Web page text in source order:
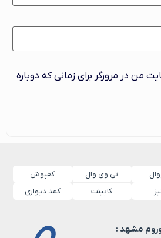
من در مرورگر برای زمانی که دوباره
تی وی وال
کفپوش
کابینت کمد دیواری
مشهد :